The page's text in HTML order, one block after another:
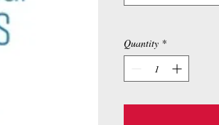
Quantity *